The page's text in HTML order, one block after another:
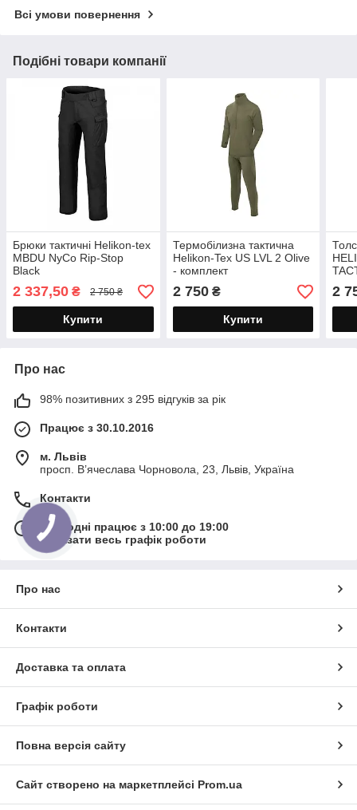
Всі умови повернення
Подібні товари компанії
Брюки тактичні Helikon-tex
MBDU NyCo Rip-Stop
Black
2 337,50 ₴ 2 750 ₴
Купити
Термобілизна тактична
Helikon-Tex US LVL 2 Olive
- комплект
2 750₴
Купити
2
Про нас
98% позитивних з 295 відгуків за рік
Працює з 30.10.2016
м. Львів
просп. В’ячеслава Чорновола, 23, Львів, Україна
Контакти
Сьогодні працює з 10:00 до 19:00
Показати весь графік роботи
Про нас
Контакти
Доставка та оплата
Графік роботи
Повна версія сайту
Сайт створено на маркетплейсі Prom.ua